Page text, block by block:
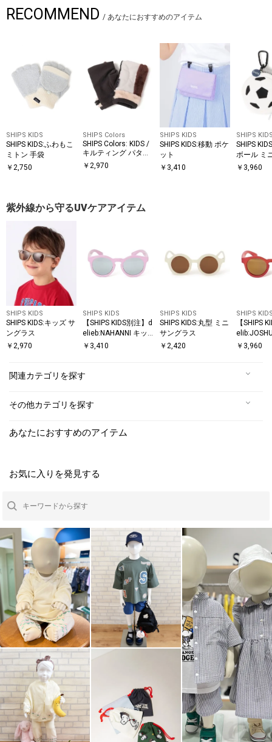
RECOMMEND / あなたにおすすめのアイテム
SHIPS KIDS
SHIPS KIDS:ふわもこ
ミトン 手袋
￥ 2,750
SHIPS Colors
SHIPS Colors: KIDS /
キルティング パター
ン グローブ
￥2,970
SHIPS KIDS
SHIPS KIDS:移動 ポケ
ット
￥ 3,410
SHIPS
SHIPS
ボール ミ
チャーム
￥ 3,960
紫外線から守るUVケアアイテム
SHIPS KIDS
SHIPS KIDS:キッズ サ
ングラス
￥ 2,970
SHIPS KIDS
【SHIPS KIDS別注】d
elieb:NAHANNI キッ
ズ サングラス
￥ 3,410
SHIPS KIDS
SHIPS KIDS:丸型 ミニ
サングラス
￥ 2,420
SHIPS
【SHIPS
サングラ
￥ 3,960
関連カテゴリを探す
その他カテゴリを探す
あなたにおすすめのアイテム
お気に入りを発見する